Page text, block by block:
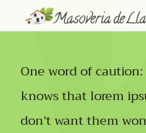
One word of
knows that lorem
don’t want them